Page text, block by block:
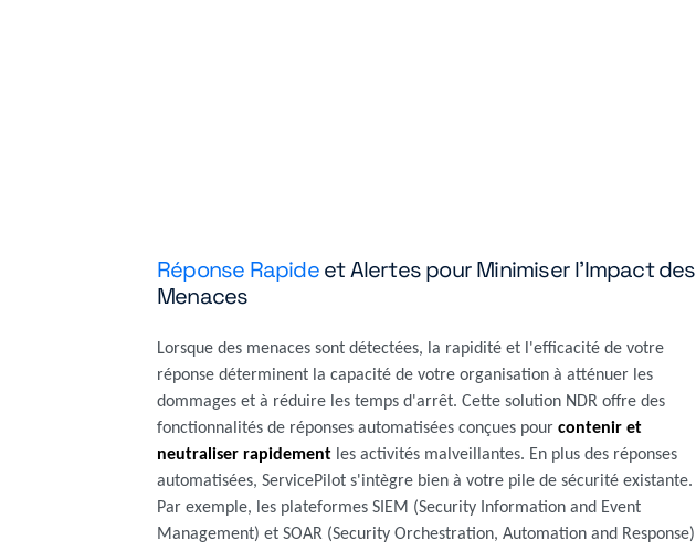
Réponse Rapideet Alertes pour Minimiser l'Impact des
Menaces
Lorsque des menaces sont détectées, la rapidité et l'efficacité de votre
réponse déterminent la capacité de votre organisation à atténuer les
dommages et à réduire les temps d'arrêt. Cette solution NDR offre des
fonctionnalités de réponses automatisées conçues pour contenir et
neutraliser rapidement les activités malveillantes. En plus des réponses
automatisées, ServicePilot s'intègre bien à votre pile de sécurité existante.
Par exemple, les plateformes SIEM (Security Information and Event
Management) et SOAR (Security Orchestration, Automation and Response)